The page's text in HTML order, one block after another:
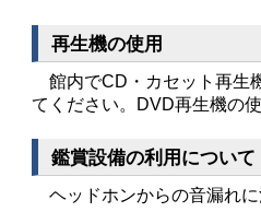
再生機の使用
館内でCD・カセット再生
てください。DVD再生機の
鑑賞設備の利用について
ヘッドホンからの音漏れ